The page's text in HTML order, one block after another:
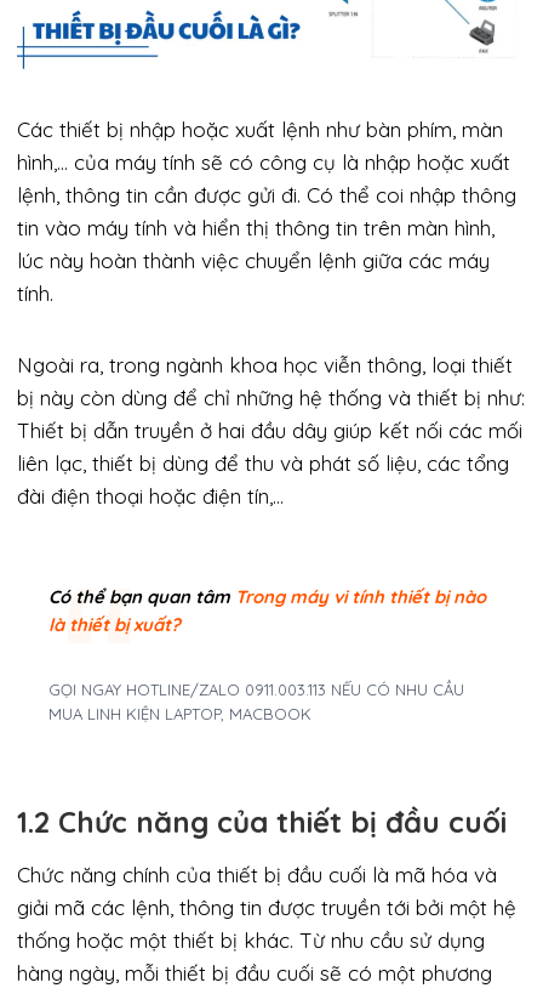
Các thiết bị nhập hoặc xuất lệnh như bàn phím, màn
hình,… của máy tính sẽ có công cụ là nhập hoặc xuất
lệnh, thông tin cần được gửi đi. Có thể coi nhập thông
tin vào máy tính và hiển thị thông tin trên màn hình,
lúc này hoàn thành việc chuyển lệnh giữa các máy
tính.
Ngoài ra, trong ngành khoa học viễn thông, loại thiết
bị này còn dùng để chỉ những hệ thống và thiết bị như:
Thiết bị dẫn truyền ở hai đầu dây giúp kết nối các mối
liên lạc, thiết bị dùng để thu và phát số liệu, các tổng
đài điện thoại hoặc điện tín,…
Có thể bạn quan tâm Trong máy vi tính thiết bị nào
là thiết bị xuất?
GỌI NGAY HOTLINE/ZALO 0911.003.113 NẾU CÓ NHU CẦU
MUA LINH KIỆN LAPTOP, MACBOOK
1.2 Chức năng của thiết bị đầu cuối
Chức năng chính của thiết bị đầu cuối là mã hóa và
giải mã các lệnh, thông tin được truyền tới bởi một hệ
thống hoặc một thiết bị khác. Từ nhu cầu sử dụng
hàng ngày, mỗi thiết bị đầu cuối sẽ có một phương